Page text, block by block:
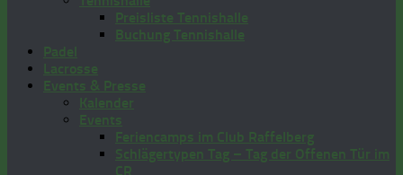
Preisliste Tennishalle
Buchung Tennishalle
Padel
Lacrosse
Events & Presse
Kalender
Events
Feriencamps im Club Raffelberg
Schlägertypen Tag – Tag der Offenen Tür im
CR